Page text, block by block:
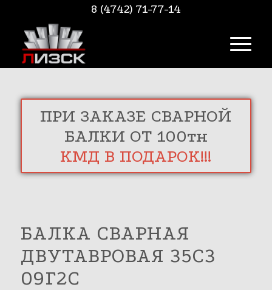
8 (4742) 71-77-14
ПРИ ЗАКАЗЕ СВАРНОЙ
БАЛКИ ОТ 100тн
КМД В ПОДАРОК!!!
БАЛКА СВАРНАЯ
ДВУТАВРОВАЯ 35С3
09Г2С